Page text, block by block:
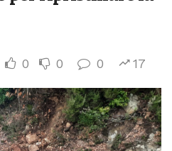
0 0 0 17